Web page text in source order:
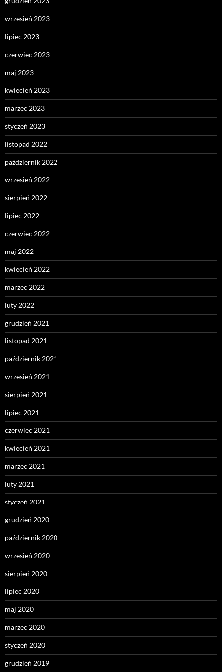
wrzesień 2023
lipiec 2023
czerwiec 2023
maj 2023
kwiecień 2023
marzec 2023
styczeń 2023
listopad 2022
październik 2022
wrzesień 2022
sierpień 2022
lipiec 2022
czerwiec 2022
maj 2022
kwiecień 2022
marzec 2022
luty 2022
grudzień 2021
listopad 2021
październik 2021
wrzesień 2021
sierpień 2021
lipiec 2021
czerwiec 2021
kwiecień 2021
marzec 2021
luty 2021
styczeń 2021
grudzień 2020
październik 2020
wrzesień 2020
sierpień 2020
lipiec 2020
maj 2020
marzec 2020
styczeń 2020
grudzień 2019